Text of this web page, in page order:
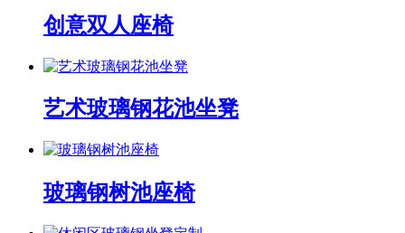
创意双人座椅
艺术玻璃钢花池坐凳
玻璃钢树池座椅